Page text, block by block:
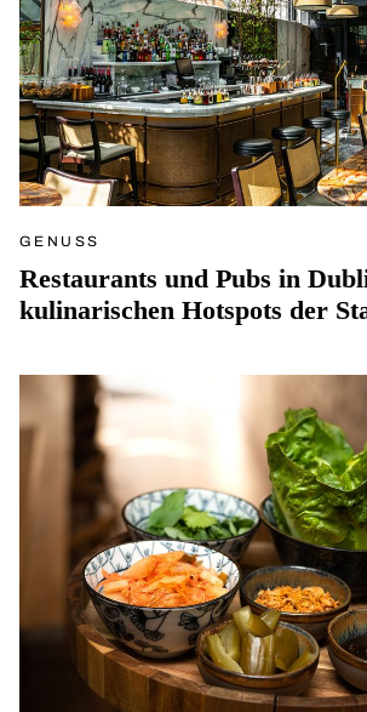
GENUSS
Restaurants und Pubs in
kulinarischen Hotspots der